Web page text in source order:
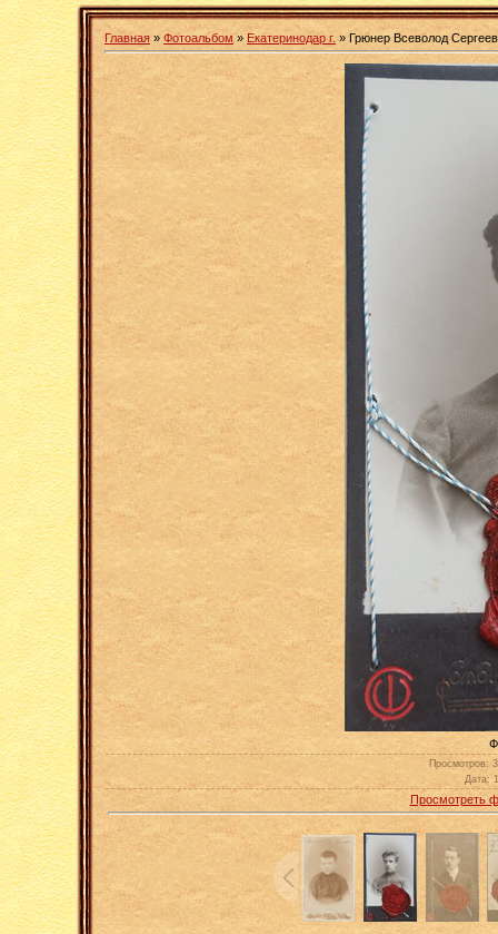
Главная » Фотоальбом» Екатеринодар г. » Грюнер Всеволод
Просмотров:
Дата:
Просмотреть